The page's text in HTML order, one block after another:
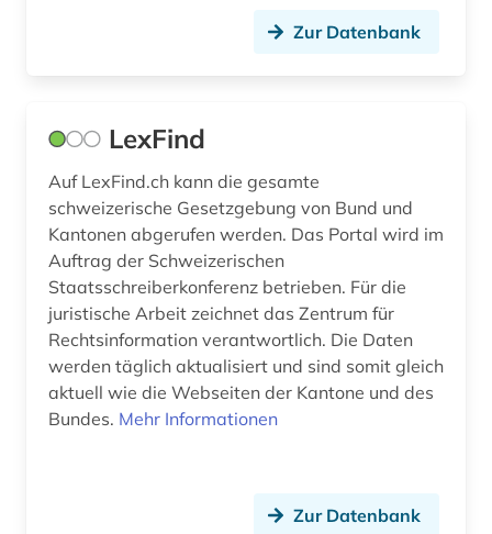
Zur Datenbank
LexFind
Auf LexFind.ch kann die gesamte
schweizerische Gesetzgebung von Bund und
Kantonen abgerufen werden. Das Portal wird im
Auftrag der Schweizerischen
Staatsschreiberkonferenz betrieben. Für die
juristische Arbeit zeichnet das Zentrum für
Rechtsinformation verantwortlich. Die Daten
werden täglich aktualisiert und sind somit gleich
aktuell wie die Webseiten der Kantone und des
Bundes. Mehr Informationen
Zur Datenbank